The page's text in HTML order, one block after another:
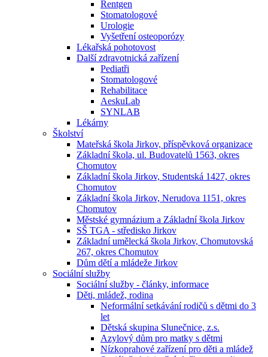
Rentgen
Stomatologové
Urologie
Vyšetření osteoporózy
Lékařská pohotovost
Další zdravotnická zařízení
Pediatři
Stomatologové
Rehabilitace
AeskuLab
SYNLAB
Lékárny
Školství
Mateřská škola Jirkov, příspěvková organizace
Základní škola, ul. Budovatelů 1563, okres
Chomutov
Základní škola Jirkov, Studentská 1427, okres
Chomutov
Základní škola Jirkov, Nerudova 1151, okres
Chomutov
Městské gymnázium a Základní škola Jirkov
SŠ TGA - středisko Jirkov
Základní umělecká škola Jirkov, Chomutovská
267, okres Chomutov
Dům dětí a mládeže Jirkov
Sociální služby
Sociální služby - články, informace
Děti, mládež, rodina
Neformální setkávání rodičů s dětmi do 3
let
Dětská skupina Slunečnice, z.s.
Azylový dům pro matky s dětmi
Nízkoprahové zařízení pro děti a mládež